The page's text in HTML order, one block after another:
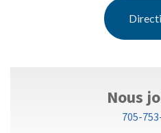
Nous
705-